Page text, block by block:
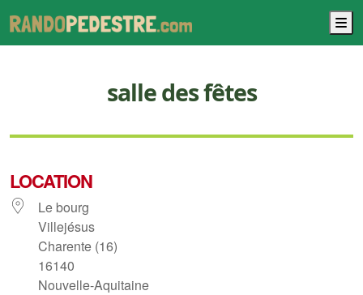
salle des fêtes
LOCATION
Le bourg
Villejésus
Charente (16)
16140
Nouvelle-Aquitaine